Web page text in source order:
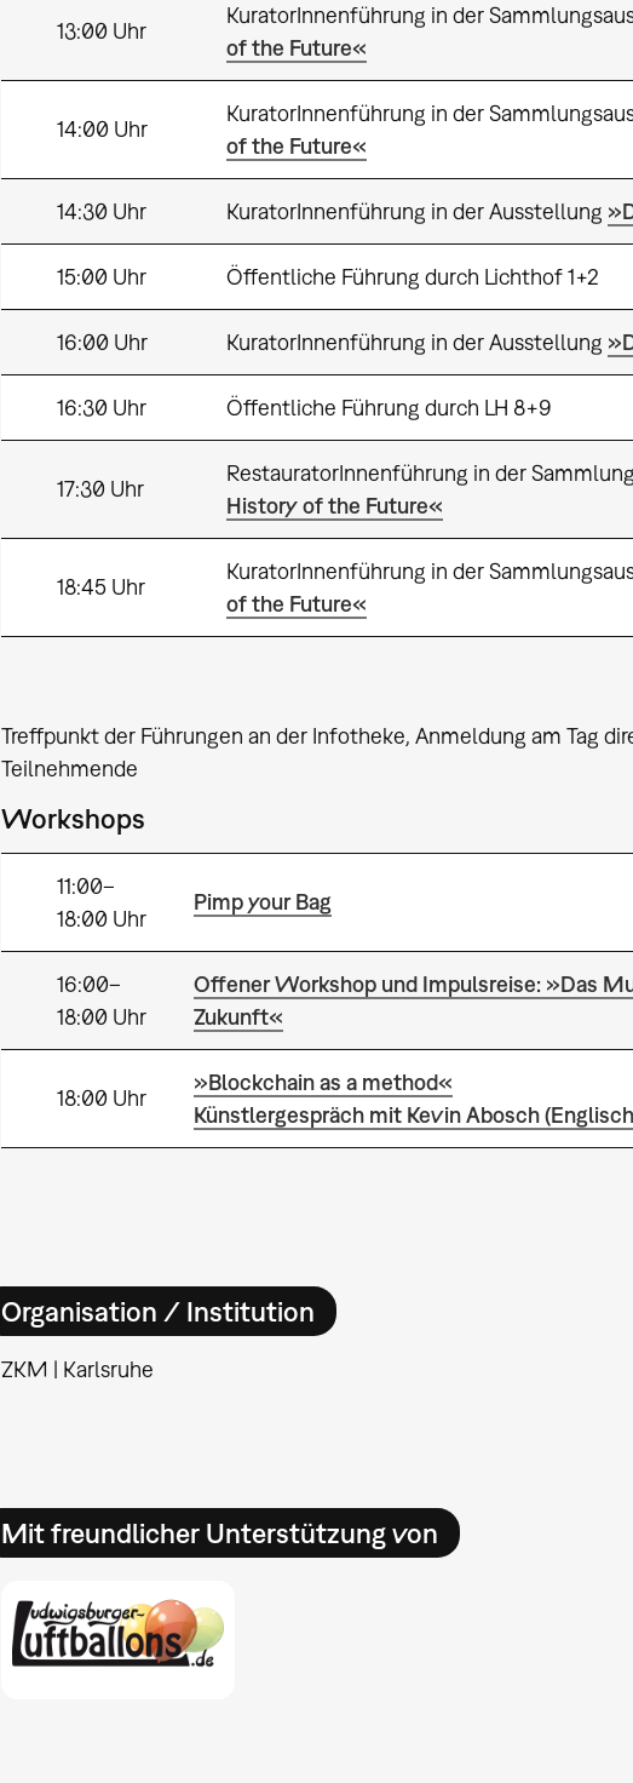
13:00 Uhr
KuratorInnenführung in der
of the Future«
14:00 Uhr
KuratorInnenführung in der
of the Future«
14:30 Uhr KuratorInnenführung in der Ausstellung
15:00 Uhr Öffentliche Führung durch Lichthof 1+2
16:00 Uhr KuratorInnenführung in der Ausstellung
16:30 Uhr Öffentliche Führung durch LH 8+9
17:30 Uhr
RestauratorInnenführung in der
History of the Future«
18:45 Uhr
KuratorInnenführung in der
of the Future«
Treffpunkt der Führungen an der Infotheke, Anmeldung am Tag
Teilnehmende
Workshops
11:00–
18:00 Uhr
Pimp your Bag
16:00–
18:00 Uhr
Offener Workshop und Impulsreise: »Das
Zukunft«
18:00 Uhr
»Blockchain as a method«
Künstlergespräch mit Kevin Abosch
Organisation / Institution
ZKM | Karlsruhe
Mit freundlicher Unterstützung von